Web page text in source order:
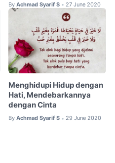
By Achmad Syarif S • 27 June 2020
Menghidupi Hidup dengan
Hati, Mendebarkannya
dengan Cinta
By Achmad Syarif S • 29 June 2020